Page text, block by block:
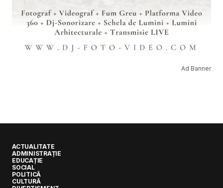
Ad Banner
ACTUALITATE
ADMINISTRAȚIE
EDUCAȚIE
SOCIAL
POLITICĂ
CULTURĂ